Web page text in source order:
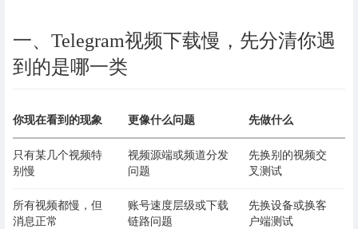
一、Telegram视频下载慢，先分清你遇
到的是哪一类
你现在看到的现象 更像什么问题 先做什么
只有某几个视频特
别慢
视频源端或频道分发
问题
先换别的视频交
叉测试
所有视频都慢，但
消息正常
账号速度层级或下载
链路问题
先换设备或换客
户端测试